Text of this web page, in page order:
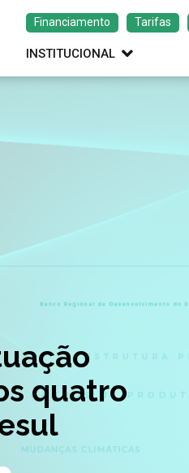
Financiamento Tarifas
INSTITUCIONAL
quatro